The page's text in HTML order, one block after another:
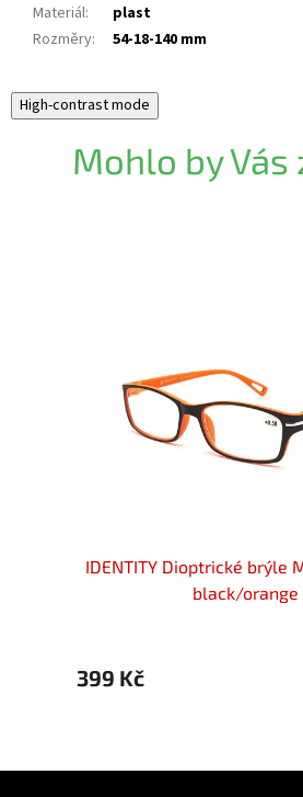
Materiál:
plast
Rozměry: 54-18-140 mm
High-contrast mode
Mohlo by
IDENTITY Dioptrické brýle
black/orange
399 Kč